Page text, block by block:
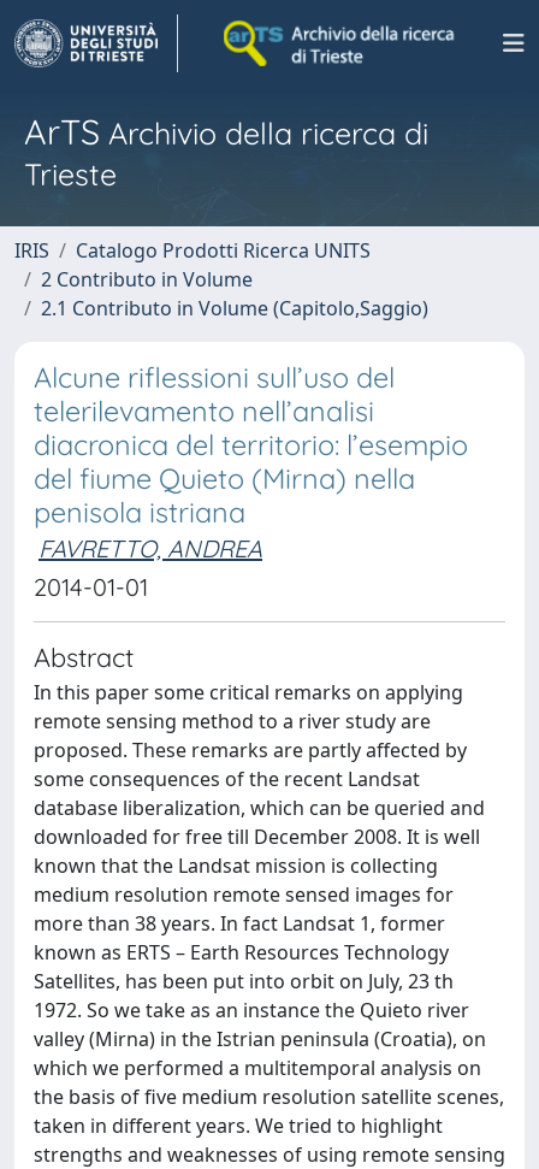
ArTS Archivio della ricerca di
Trieste
IRIS
Catalogo Prodotti Ricerca UNITS
2 Contributo in Volume
2.1 Contributo in Volume (Capitolo,Saggio)
Alcune riflessioni sull’uso del
telerilevamento nell’analisi
diacronica del territorio: l’esempio
del fiume Quieto (Mirna) nella
penisola istriana
FAVRETTO, ANDREA
2014-01-01
Abstract
In this paper some critical remarks on applying
remote sensing method to a river study are
proposed. These remarks are partly affected by
some consequences of the recent Landsat
database liberalization, which can be queried and
downloaded for free till December 2008. It is well
known that the Landsat mission is collecting
medium resolution remote sensed images for
more than 38 years. In fact Landsat 1, former
known as ERTS – Earth Resources Technology
Satellites, has been put into orbit on July, 23 th
1972. So we take as an instance the Quieto river
valley (Mirna) in the Istrian peninsula (Croatia), on
which we performed a multitemporal analysis on
the basis of five medium resolution satellite scenes,
taken in different years. We tried to highlight
strengths and weaknesses of using remote sensing